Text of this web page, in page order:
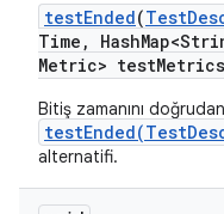
testEnded(Test
Time , Hash
Metric> test
Bitiş zamanını
alternatifi.